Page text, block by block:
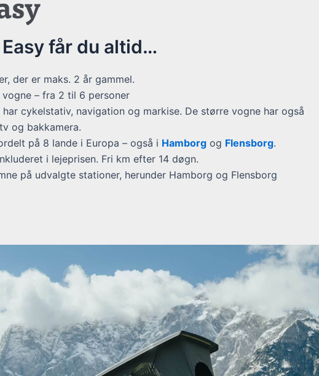
Easy får du altid…
der er maks. 2 år gammel.
– fra 2 til 6 personer
cykelstativ, navigation og markise. De større vogne har også
og bakkamera.
på 8 lande i Europa – også i Hamborg og Flensborg.
i lejeprisen. Fri km efter 14 døgn.
på udvalgte stationer, herunder Hamborg og Flensborg